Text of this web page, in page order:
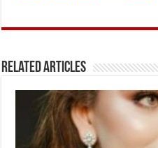
ce
o
o
k
it
r
at
A
p
p
ai
Related Articles